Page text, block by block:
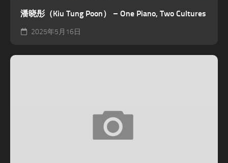
潘晓彤（Kiu Tung Poon） – One Piano, Two Cultures
2025年5月16日